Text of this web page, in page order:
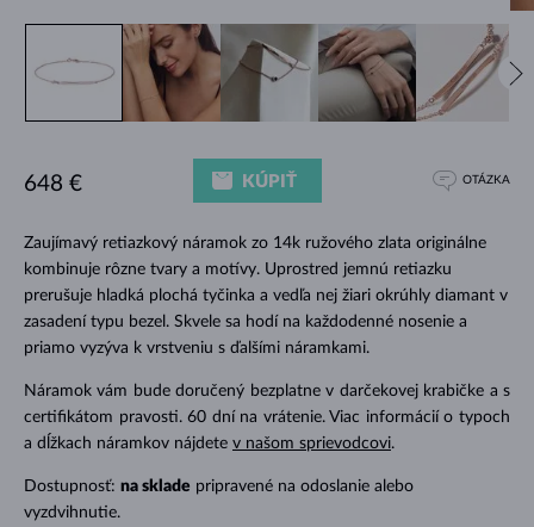
Zaujímavý retiazkový náramok zo 14k ružového zlata originálne
kombinuje rôzne tvary a motívy. Uprostred jemnú retiazku
prerušuje hladká plochá tyčinka a vedľa nej žiari okrúhly diamant v
zasadení typu bezel. Skvele sa hodí na každodenné nosenie a
priamo vyzýva k vrstveniu s ďalšími náramkami.
Náramok vám bude doručený bezplatne v darčekovej krabičke a s
certifikátom pravosti. 60 dní na vrátenie. Viac informácií o typoch
a dĺžkach náramkov nájdete v našom sprievodcovi.
Dostupnosť: na sklade pripravené na odoslanie alebo
vyzdvihnutie.
648 € KÚPIŤ OTÁZKA